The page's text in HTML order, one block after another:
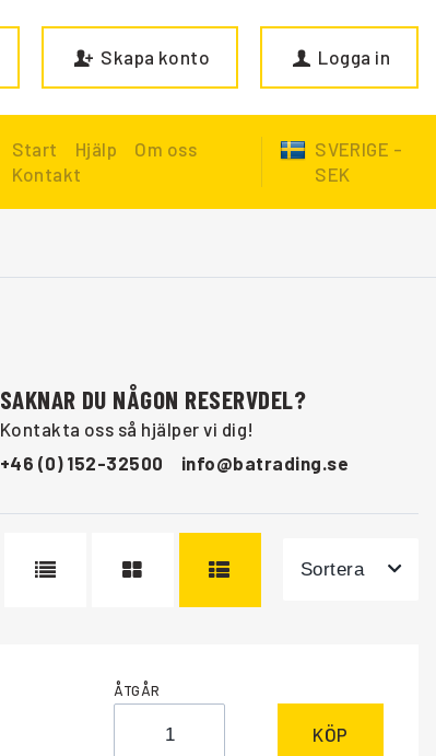
Skapa konto Logga in
Start Hjälp
Om oss
Kontakt
SVERIGE -
SEK
SAKNAR DU NÅGON RESERVDEL?
Kontakta oss så hjälper vi dig!
+46 (0) 152-32500
info@batrading.se
Sortera
ÅTGÅR
KÖP